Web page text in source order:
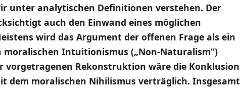
unter analytischen Definitionen verstehen. Der
auch den Einwand eines möglichen
wird das Argument der offenen Frage als ein
Intuitionismus („Non-Naturalism”)
vorgetragenen Rekonstruktion wäre die Konklusion
dem moralischen Nihilismus verträglich. Insgesamt